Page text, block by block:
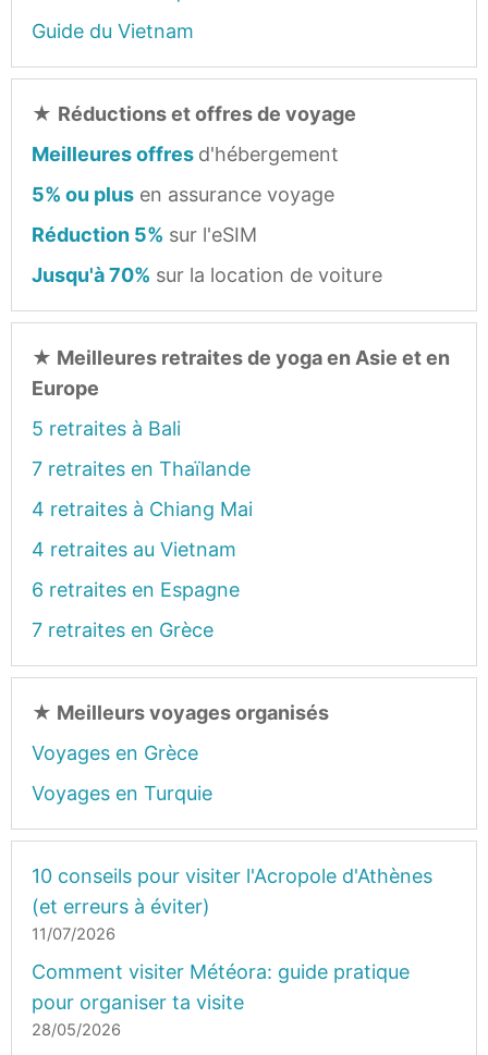
Guide du Vietnam
★ Réductions et offres de voyage
Meilleures offres d'hébergement
5% ou plus en assurance voyage
Réduction 5% sur l'eSIM
Jusqu'à 70% sur la location de voiture
★ Meilleures retraites de yoga en Asie et en
Europe
5 retraites à Bali
7 retraites en Thaïlande
4 retraites à Chiang Mai
4 retraites au Vietnam
6 retraites en Espagne
7 retraites en Grèce
★ Meilleurs voyages organisés
Voyages en Grèce
Voyages en Turquie
10 conseils pour visiter l'Acropole d'Athènes
(et erreurs à éviter)
11/07/2026
Comment visiter Météora: guide pratique
pour organiser ta visite
28/05/2026